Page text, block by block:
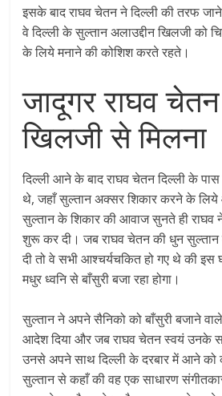
इसके बाद राघव चेतन ने दिल्ली की तरफ
वे दिल्ली के सुल्तान अलाउद्दीन खिलजी को
के लिये मनाने की कोशिश करते रहते।
जादूगर राघव
खिलजी से मिलना
दिल्ली आने के बाद राघव चेतन दिल्ली के
थे, जहाँ सुल्तान अक्सर शिकार करने के
सुल्तान के शिकार की आवाज सुनते ही राघव
शुरू कर दी। जब राघव चेतन की धुन सुल्तान
दी तो वे सभी आश्चर्यचकित हो गए थे की
मधुर ध्वनि से बाँसुरी बजा रहा होगा।
सुल्तान ने अपने सैनिको को बाँसुरी बजाने
आदेश दिया और जब राघव चेतन स्वयं उनके
उनसे अपने साथ दिल्ली के दरबार में आने को
सुल्तान से कहाँ की वह एक साधारण